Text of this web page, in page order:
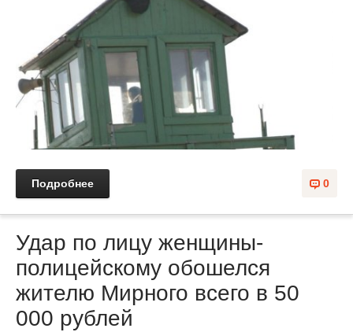
0
Подробнее
Удар по лицу женщины-
полицейскому обошелся
жителю Мирного всего в 50
000 рублей